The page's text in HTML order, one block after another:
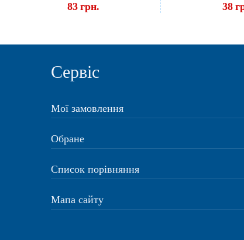
83 грн. 38
Сервіс
Мої замовлення
Обране
Список порівняння
Мапа сайту